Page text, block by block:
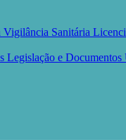
Vigilância Sanitária
Legislação e Documentos